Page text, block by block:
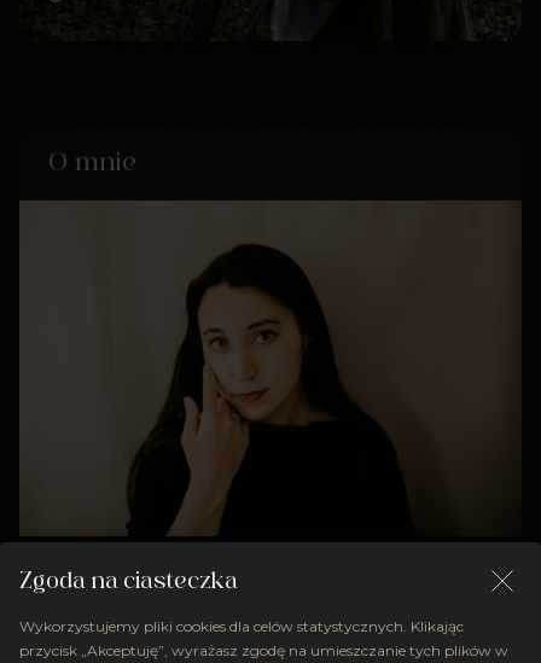
O mnie
Cześć, mam na imię Marie Filonenko i jestem
fotoreportażu, który daje mi nie tylko adrenalinę,
Zgoda na ciasteczka
Wykorzystujemy pliki cookies dla celów statystycznych. Klikając
przycisk „Akceptuję”, wyrażasz zgodę na umieszczanie tych plików w